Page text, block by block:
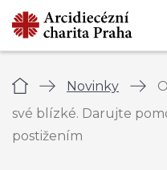
Úvod Novinky
své blízké. Darujte
postižením